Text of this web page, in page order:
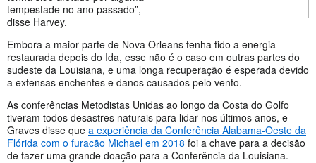
tempestade no ano passado”,
disse Harvey.
Embora a maior parte de Nova Orleans tenha tido a energia
restaurada depois do Ida, esse não é o caso em outras partes do
sudeste da Louisiana, e uma longa recuperação é esperada devido
a extensas enchentes e danos causados pelo vento.
As conferências Metodistas Unidas ao longo da Costa do Golfo
tiveram todos desastres naturais para lidar nos últimos anos, e
Graves disse que a experiência da Conferência Alabama-Oeste da
Flórida com o furacão Michael em 2018 foi a chave para a decisão
de fazer uma grande doação para a Conferência da Louisiana.